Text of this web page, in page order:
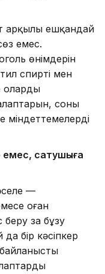
арқылы ешқандай
емес.
өнімдерін
спирті мен
соның
міндеттемелерді
емес, сатушыға
—
оған
заң бұзу
бір кәсіпкер